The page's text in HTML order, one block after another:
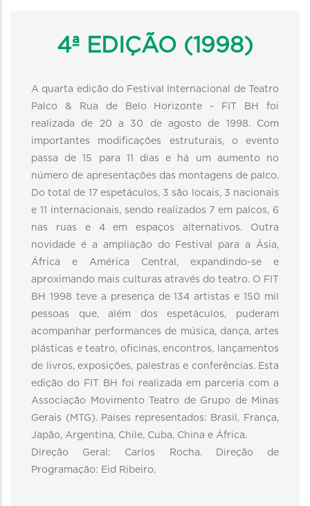
4ª EDIÇÃO (1998)
A quarta edição do Festival Internacional de Teatro
Palco & Rua de Belo Horizonte - FIT BH foi
realizada de 20 a 30 de agosto de 1998. Com
importantes modificações estruturais, o evento
passa de 15 para 11 dias e há um aumento no
número de apresentações das montagens de palco.
Do total de 17 espetáculos, 3 são locais, 3 nacionais
e 11 internacionais, sendo realizados 7 em palcos, 6
nas ruas e 4 em espaços alternativos. Outra
novidade é a ampliação do Festival para a Ásia,
África e América Central, expandindo-se e
aproximando mais culturas através do teatro. O FIT
BH 1998 teve a presença de 134 artistas e 150 mil
pessoas que, além dos espetáculos, puderam
acompanhar performances de música, dança, artes
plásticas e teatro, oficinas, encontros, lançamentos
de livros, exposições, palestras e conferências. Esta
edição do FIT BH foi realizada em parceria com a
Associação Movimento Teatro de Grupo de Minas
Gerais (MTG). Países representados: Brasil, França,
Japão, Argentina, Chile, Cuba, China e África.
Direção Geral: Carlos Rocha. Direção de
Programação: Eid Ribeiro.